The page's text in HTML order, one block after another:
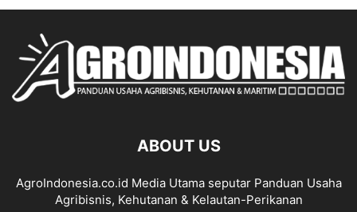
ABOUT US
AgroIndonesia.co.id Media Utama seputar Panduan Usaha
Agribisnis, Kehutanan & Kelautan-Perikanan